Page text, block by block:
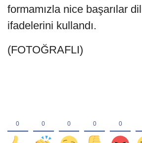
formamızla nice başarılar
ifadelerini kullandı.
(FOTOĞRAFLI)